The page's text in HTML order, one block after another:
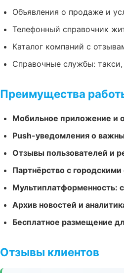
Объявления о продаже и
Телефонный справочник
Каталог компаний с
Справочные службы: такси,
Преимущества
Мобильное приложение и
Push-уведомления о
Отзывы пользователей и
Партнёрство с
Мультиплатформенность:
Архив новостей и
Бесплатное размещение
Отзывы клиентов